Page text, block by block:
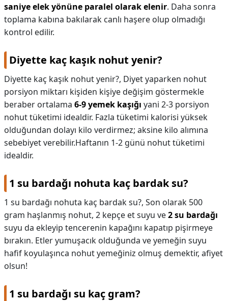
saniye elek yönüne paralel olarak elenir. Daha sonra
toplama kabına bakılarak canlı haşere olup olmadığı
kontrol edilir.
Diyette kaç kaşık nohut yenir?
Diyette kaç kaşık nohut yenir?, Diyet yaparken nohut
porsiyon miktarı kişiden kişiye değişim göstermekle
beraber ortalama 6-9 yemek kaşığı yani 2-3 porsiyon
nohut tüketimi idealdir. Fazla tüketimi kalorisi yüksek
olduğundan dolayı kilo verdirmez; aksine kilo alımına
sebebiyet verebilir.Haftanın 1-2 günü nohut tüketimi
idealdir.
1 su bardağı nohuta kaç bardak su?
1 su bardağı nohuta kaç bardak su?, Son olarak 500
gram haşlanmış nohut, 2 kepçe et suyu ve2 su bardağı
suyu da ekleyip tencerenin kapağını kapatıp pişirmeye
bırakın. Etler yumuşacık olduğunda ve yemeğin suyu
hafif koyulaşınca nohut yemeğiniz olmuş demektir, afiyet
olsun!
1 su bardağı su kaç gram?